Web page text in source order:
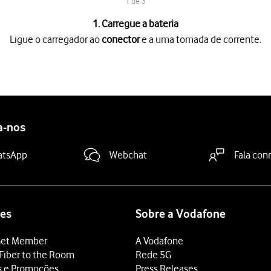
1. Carregue a bateria
Ligue o carregador aoconectore a uma tomada de corrente.
nos
Webchat Fala
Member
to the Room
e Promoções
Sobre a Vodafone
A Vodafone
Rede 5G
Press Releases